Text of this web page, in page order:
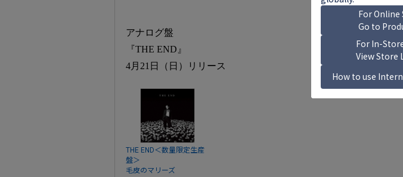
アナログ盤
『THE END』
4月21日（日）リリース
THE END＜数量限定生産
盤＞
毛皮のマリーズ